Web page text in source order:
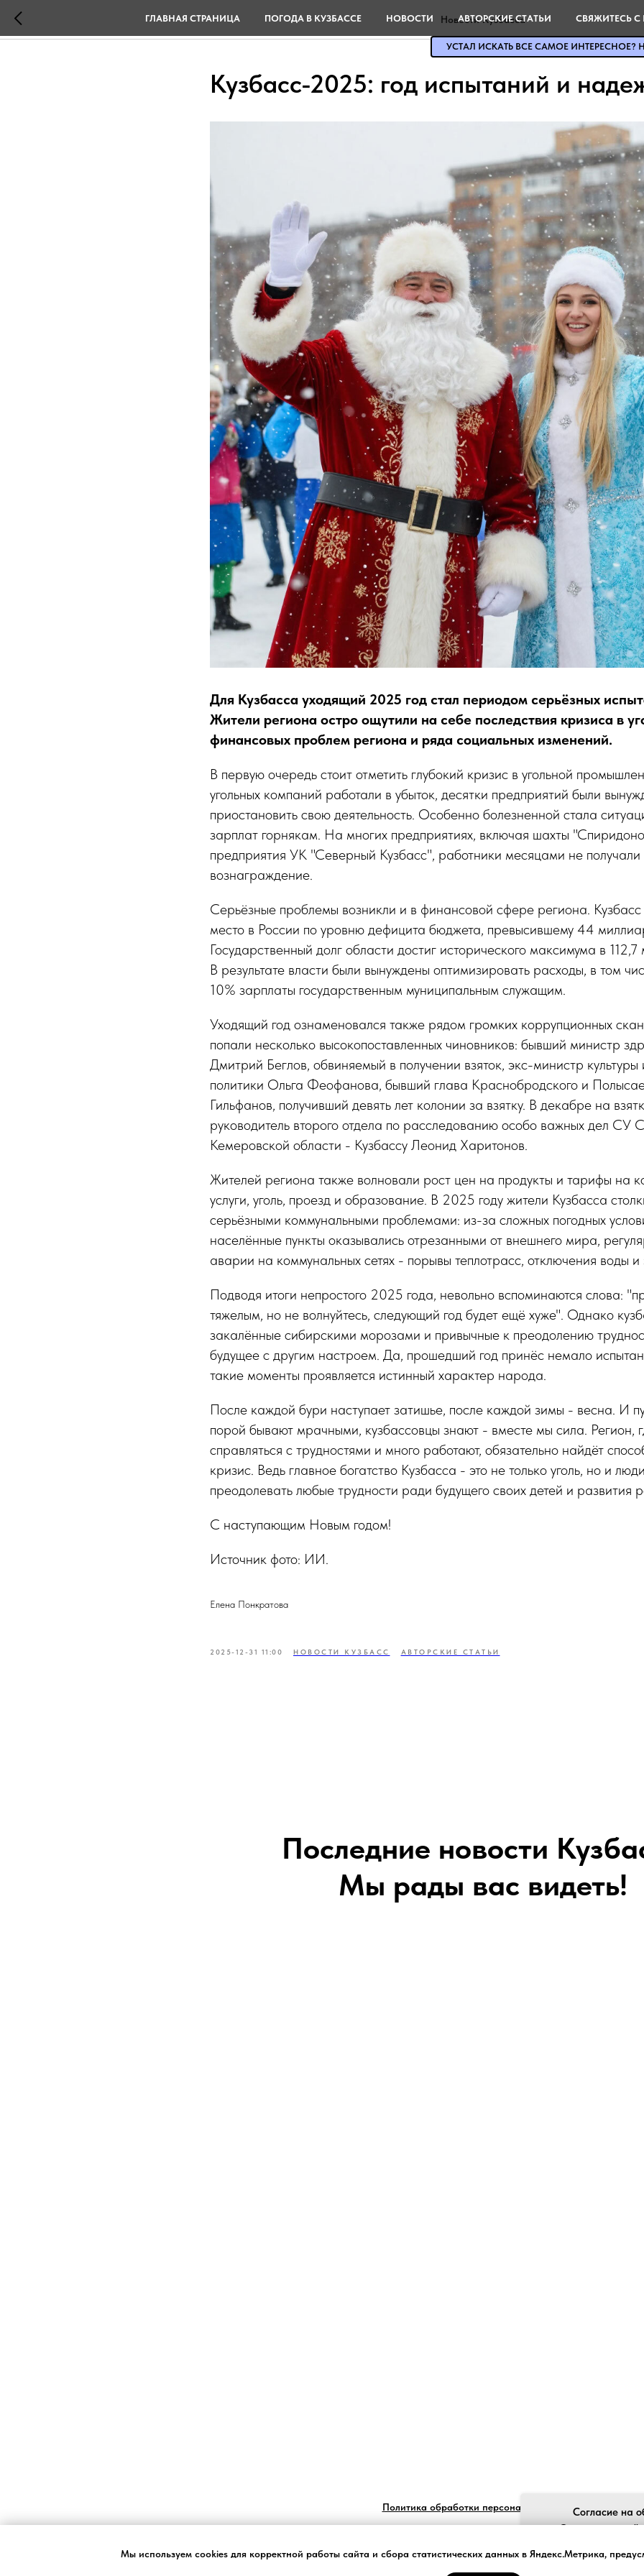
Новости Кузбасса
Кузбасс-2025: год испытаний и
Для Кузбасса уходящий 2025 год стал периодом серьёзных
Жители региона остро ощутили на себе последствия кризиса в
финансовых проблем региона и ряда социальных изменений.
В первую очередь стоит отметить глубокий кризис в угольной
угольных компаний работали в убыток, десятки предприятий были
приостановить свою деятельность. Особенно болезненной стала
зарплат горнякам. На многих предприятиях, включая шахты
предприятия УК "Северный Кузбасс", работники месяцами не
вознаграждение.
Серьёзные проблемы возникли и в финансовой сфере региона.
место в России по уровню дефицита бюджета, превысившему 44
Государственный долг области достиг исторического максимума в
В результате власти были вынуждены оптимизировать расходы, в том
10% зарплаты государственным муниципальным служащим.
Уходящий год ознаменовался также рядом громких коррупционных
попали несколько высокопоставленных чиновников: бывший министр
Дмитрий Беглов, обвиняемый в получении взяток, экс-министр
политики Ольга Феофанова, бывший глава Краснобродского и
Гильфанов, получивший девять лет колонии за взятку. В декабре на
руководитель второго отдела по расследованию особо важных дел
Кемеровской области - Кузбассу Леонид Харитонов.
Жителей региона также волновали рост цен на продукты и тарифы на
услуги, уголь, проезд и образование. В 2025 году жители Кузбасса
серьёзными коммунальными проблемами: из-за сложных погодных
населённые пункты оказывались отрезанными от внешнего мира,
аварии на коммунальных сетях - порывы теплотрасс, отключения воды и
Подводя итоги непростого 2025 года, невольно вспоминаются слова:
тяжелым, но не волнуйтесь, следующий год будет ещё хуже". Однако
закалённые сибирскими морозами и привычные к преодолению
будущее с другим настроем. Да, прошедший год принёс немало
такие моменты проявляется истинный характер народа.
После каждой бури наступает затишье, после каждой зимы - весна. И
порой бывают мрачными, кузбассовцы знают - вместе мы сила. Регион,
справляться с трудностями и много работают, обязательно найдёт
кризис. Ведь главное богатство Кузбасса - это не только уголь, но и
преодолевать любые трудности ради будущего своих детей и развития
С наступающим Новым годом!
Источник фото: ИИ.
Елена Понкратова
2025-12-31 11:00 НОВОСТИ КУЗБАСС АВТОРСКИЕ СТАТЬИ
ГЛАВНАЯ СТРАНИЦА ПОГОДА В КУЗБАССЕ НОВОСТИ АВТОРСКИЕ СТАТЬИ СВЯЖИТЕСЬ
УСТАЛ ИСКАТЬ ВСЕ САМОЕ ИНТЕРЕСНОЕ?
Последние новости
Мы рады вас видеть!
Политика обработки персональных данныхСогласие на
Ставя отметку
законом №152-ФЗ
Мы используем cookies для корректной работы сайта и сбора статистических данных в Яндекс.Метрика,